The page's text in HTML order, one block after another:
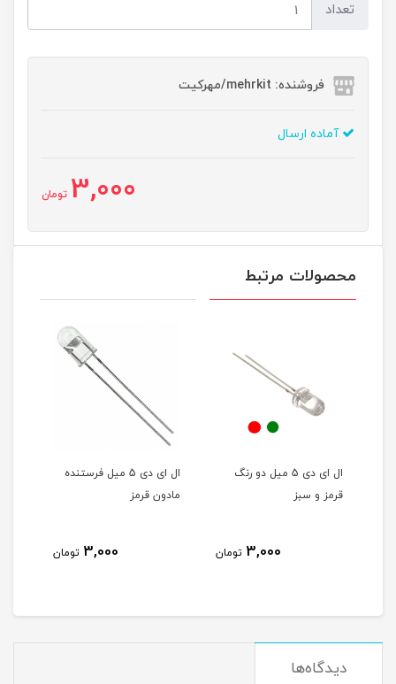
تعداد
فروشنده: mehrkit/مهرکیت
آماده ارسال
3,000 تومان
محصولات مرتبط
ال ای دی 5 میل دو رنگ
ال ای دی 5 میل فرستنده
3,000
ال ای دی 5 میل گیرنده
3,000
دیدگاه‌ها